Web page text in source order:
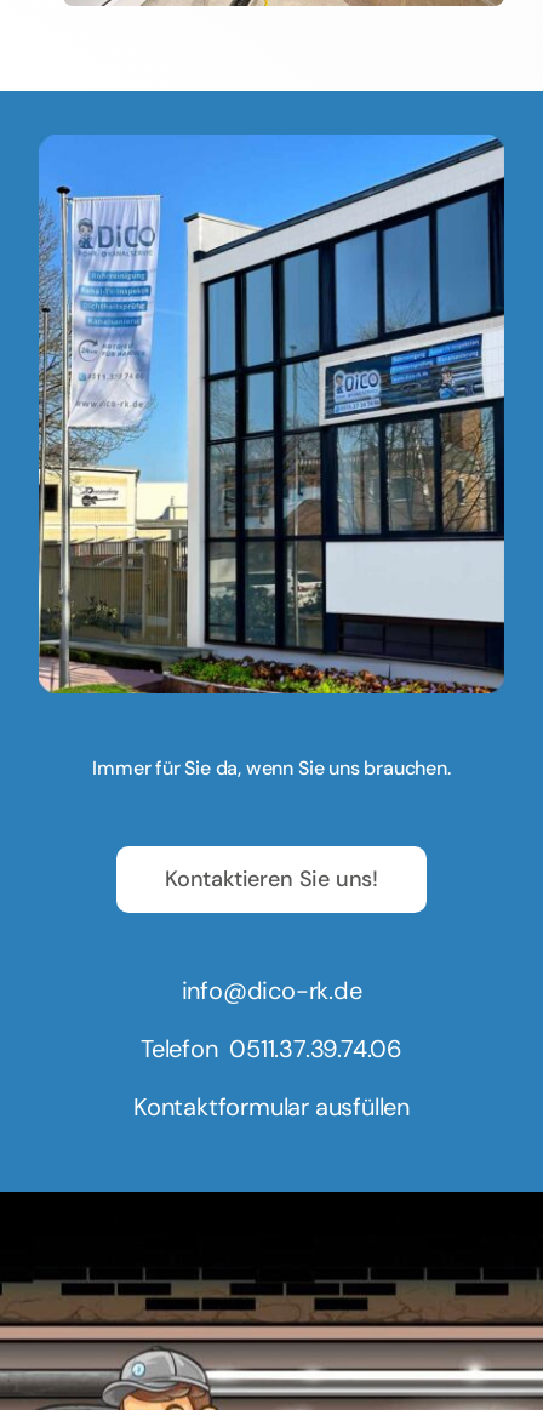
Immer für Sie da, wenn Sie uns brauchen.
Kontaktieren Sie uns!
info@dico-rk.de
Telefon 0511.37.39.74.06
Kontaktformular ausfüllen